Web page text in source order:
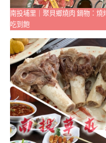
南投埔里｜聚貝鄉燒肉 鍋物：
吃到飽